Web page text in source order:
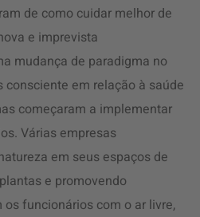
de como cuidar melhor de
e imprevista
mudança de paradigma no
em relação à saúde
começaram a implementar
Várias empresas
em seus espaços de
e promovendo
funcionários com o ar livre,